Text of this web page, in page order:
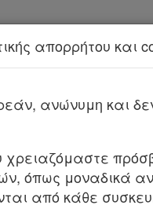
Assistant.
4830/2021
απορρήτου και
ανώνυμη και
χρειαζόμαστε
όπως μοναδικά
από κάθε